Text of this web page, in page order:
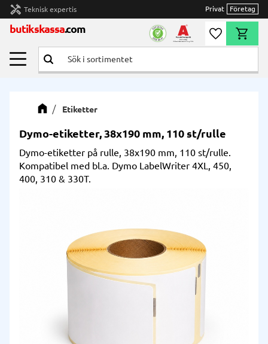
Meny
handyman Teknisk expertis Privat Företag
butikskassa.com Önskelista
Etiketter
Dymo-etiketter, 38x190 mm, 110 st/rulle
Dymo-etiketter på rulle, 38x190 mm, 110 st/rulle.
Kompatibel med bl.a. Dymo LabelWriter 4XL, 450,
400, 310 & 330T.